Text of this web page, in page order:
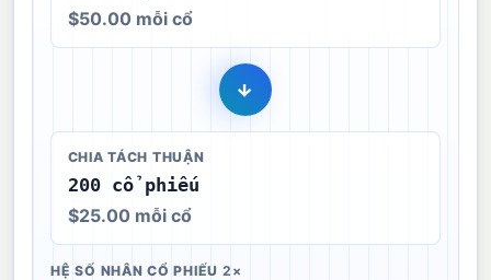
$50.00 mỗi cổ
→
CHIA TÁCH THUẬN
200 cổ phiếu
$25.00 mỗi cổ
HỆ SỐ NHÂN CỔ PHIẾU 2×